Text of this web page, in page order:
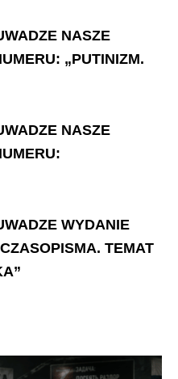
NASZE
„PUTINIZM.
NASZE
WYDANIE
TEMAT